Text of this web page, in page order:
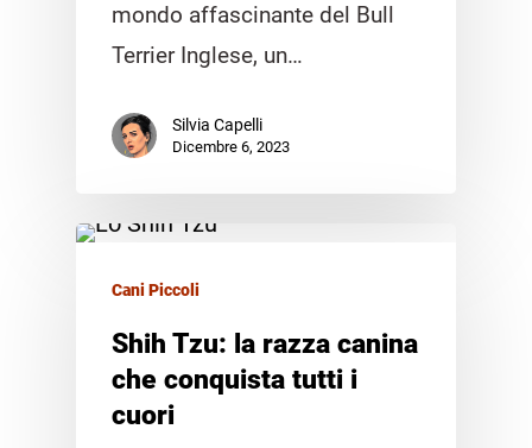
mondo affascinante del Bull
Terrier Inglese, un…
Silvia Capelli
Dicembre 6, 2023
Cani Piccoli
Shih Tzu: la razza canina
che conquista tutti i
cuori